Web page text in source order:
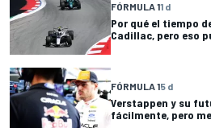
FÓRMULA 11 d
Por qué el tiempo
Cadillac, pero eso
FÓRMULA 15 d
Verstappen y su
fácilmente, pero